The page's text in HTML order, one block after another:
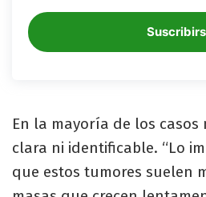
En la mayoría de los
clara ni identificable. “Lo
que estos tumores suelen